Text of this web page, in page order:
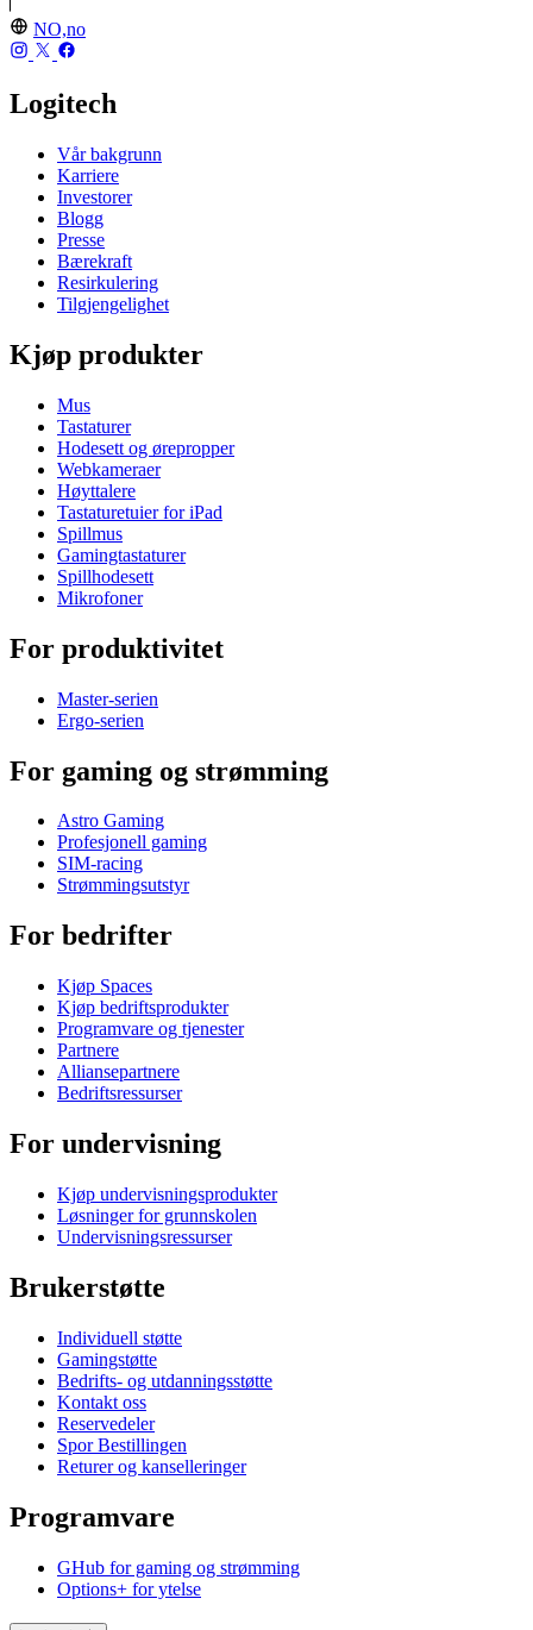
NO,no
Logitech
Vår bakgrunn
Karriere
Investorer
Blogg
Presse
Bærekraft
Resirkulering
Tilgjengelighet
Kjøp produkter
Mus
Tastaturer
Hodesett og ørepropper
Webkameraer
Høyttalere
Tastaturetuier for iPad
Spillmus
Gamingtastaturer
Spillhodesett
Mikrofoner
For produktivitet
Master-serien
Ergo-serien
For gaming og strømming
Astro Gaming
Profesjonell gaming
SIM-racing
Strømmingsutstyr
For bedrifter
Kjøp Spaces
Kjøp bedriftsprodukter
Programvare og tjenester
Partnere
Alliansepartnere
Bedriftsressurser
For undervisning
Kjøp undervisningsprodukter
Løsninger for grunnskolen
Undervisningsressurser
Brukerstøtte
Individuell støtte
Gamingstøtte
Bedrifts- og utdanningsstøtte
Kontakt oss
Reservedeler
Spor Bestillingen
Returer og kanselleringer
Programvare
GHub for gaming og strømming
Options+ for ytelse